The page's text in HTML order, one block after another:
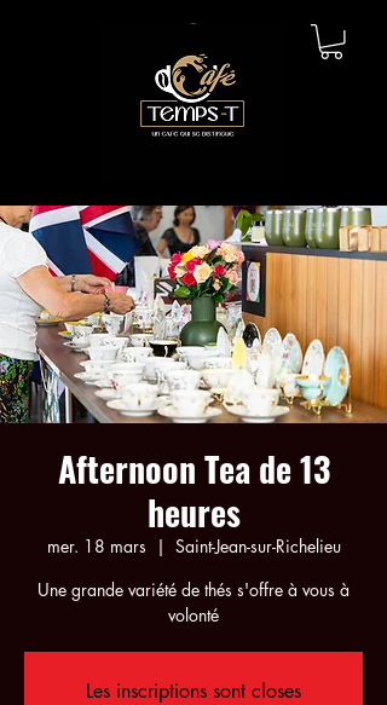
Afternoon Tea de 13
heures
mer. 18 mars
  |
Saint-Jean-sur-Richelieu
Une grande variété de thés s'offre à vous à
volonté
Les inscriptions sont closes